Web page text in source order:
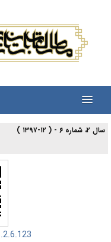
سال ۲، شماره ۶ - ( ۱۲-۱۳۹۷ )